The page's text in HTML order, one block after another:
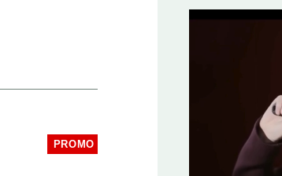
PROMO